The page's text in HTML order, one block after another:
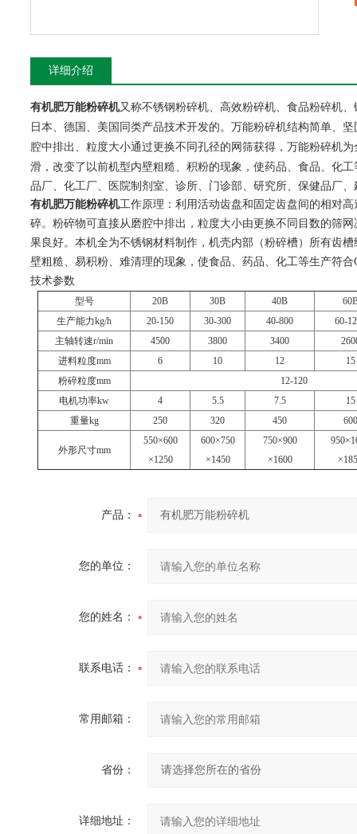
详细介绍
有机肥万能粉碎机又称不锈钢粉碎机、高效粉碎机、食品粉碎机
日本、德国、美国同类产品技术开发的。 万能粉碎机结构简单、
腔中排出、粒度大小通过更换不同孔径的网筛获得，万能粉碎机
滑，改变了以前机型内壁粗糙、积粉的现象，使药品、食品、化
品厂、化工厂、医院制剂室、诊所、门诊部、研究所、保健品厂
有机肥万能粉碎机工作原理： 利用活动齿盘和固定齿盘间的相对
碎。粉碎物可直接从磨腔中排出，粒度大小由更换不同目数的筛
果良好。本机全为不锈钢材料制作，机壳内部（粉碎槽）所有齿
壁粗糙、易积粉、难清理的现象，使食品、药品、化工等生产符合
技术参数
型号 20B 30B 40B
生产能力kg/h
20-150 30-300 40-800
60-
主轴转速r/min
4500 3800 3400
进料粒度mm
6 10 12
15
粉碎粒度mm
12-120
电机功率kw
4 5.5 7.5
15
重量kg
250 320 450 600
外形尺寸mm
550×600
×1250
600×750
×1450
750×900
×1600
产品：
您的单位：
您的姓名：
联系电话：
常用邮箱：
省份：
详细地址：